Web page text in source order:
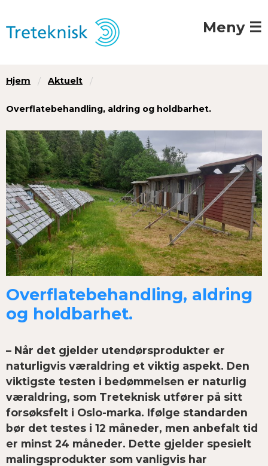
Meny ☰
Hjem Aktuelt
Overflatebehandling, aldring og holdbarhet.
Overflatebehandling, aldring
og holdbarhet.
– Når det gjelder utendørsprodukter er
naturligvis væraldring et viktig aspekt. Den
viktigste testen i bedømmelsen er naturlig
væraldring, som Treteknisk utfører på sitt
forsøksfelt i Oslo-marka. Ifølge standarden
bør det testes i 12 måneder, men anbefalt tid
er minst 24 måneder. Dette gjelder spesielt
malingsprodukter som vanligvis har